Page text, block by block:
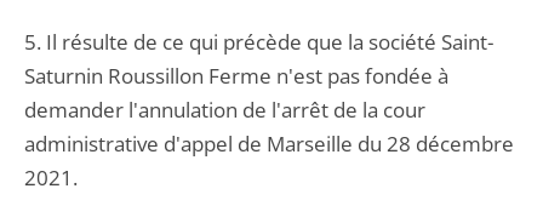
5. Il résulte de ce qui précède que la société Saint-
Saturnin Roussillon Ferme n'est pas fondée à
demander l'annulation de l'arrêt de la cour
administrative d'appel de Marseille du 28 décembre
2021.